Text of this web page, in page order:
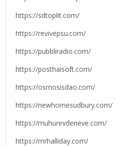
https://sdtoplit.com/
https://revivepsu.com/
https://pubbliradio.com/
https://posthaisoft.com/
https://osmosisdao.com/
https://newhomesudbury.com/
https://muhurevdeneve.com/
https://mrhalliday.com/